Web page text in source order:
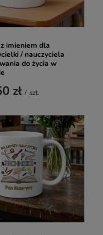
imieniem dla
/ nauczyciela
do życia w
zł / szt.